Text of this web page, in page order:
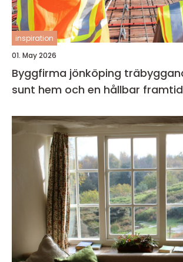
inspiration
01. May 2026
Byggfirma jönköping träbyggande för ett
sunt hem och en hållbar framtid